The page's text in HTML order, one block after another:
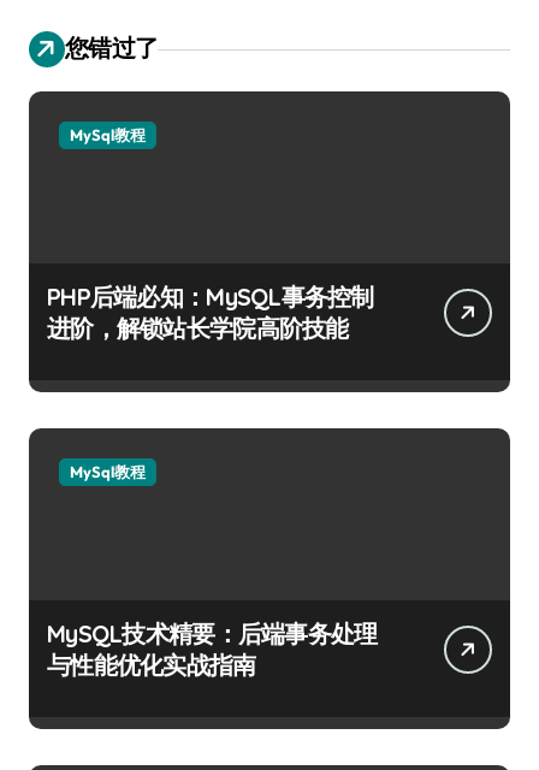
您错过了
MySql教程
PHP后端必知：MySQL事务控制
进阶，解锁站长学院高阶技能
MySql教程
MySQL技术精要：后端事务处理
与性能优化实战指南